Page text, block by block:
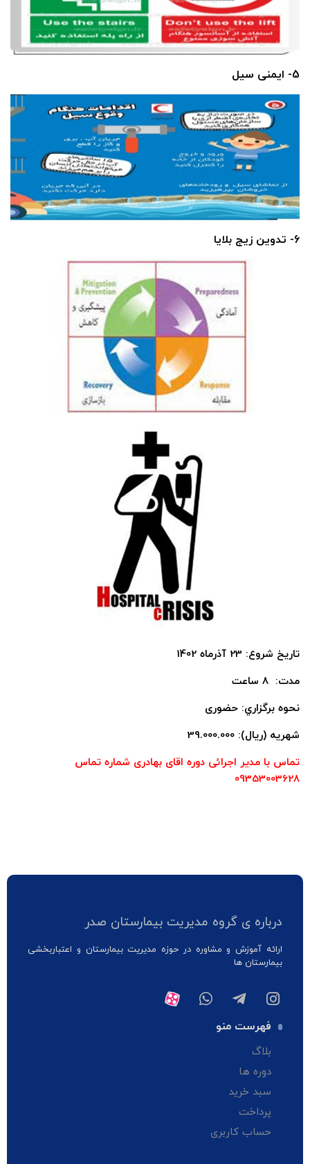
5- ایمنی سیل
6- تدوین زیج بلایا
تاريخ شروع: 23 آذرماه 1402
مدت: 8 ساعت
نحوه برگزاري: حضوری
شهریه (ریال): 39.000.000
تماس با مدیر اجرائی دوره اقای بهادری شماره تماس
09353003628
درباره ی گروه مدیریت بیمارستان صدر
ارائه آموزش و مشاوره در حوزه مدیریت بیمارستان و اعتباربخشی
بیمارستان ها
فهرست منو
بلاگ
دوره ها
سبد خرید
پرداخت
حساب کاربری